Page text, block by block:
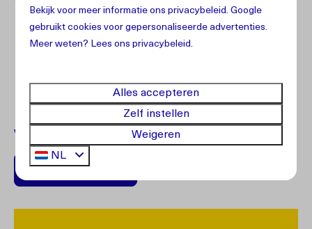
Vragen? Neem contact op met onze klantenservice.
+599 96762408
Bekijk voor meer informatie onsprivacybeleid.Google
gebruikt cookies voor gepersonaliseerde advertenties.
Meer weten? Lees ons privacybeleid.
Alles accepteren
Zelf instellen
Weigeren
NL